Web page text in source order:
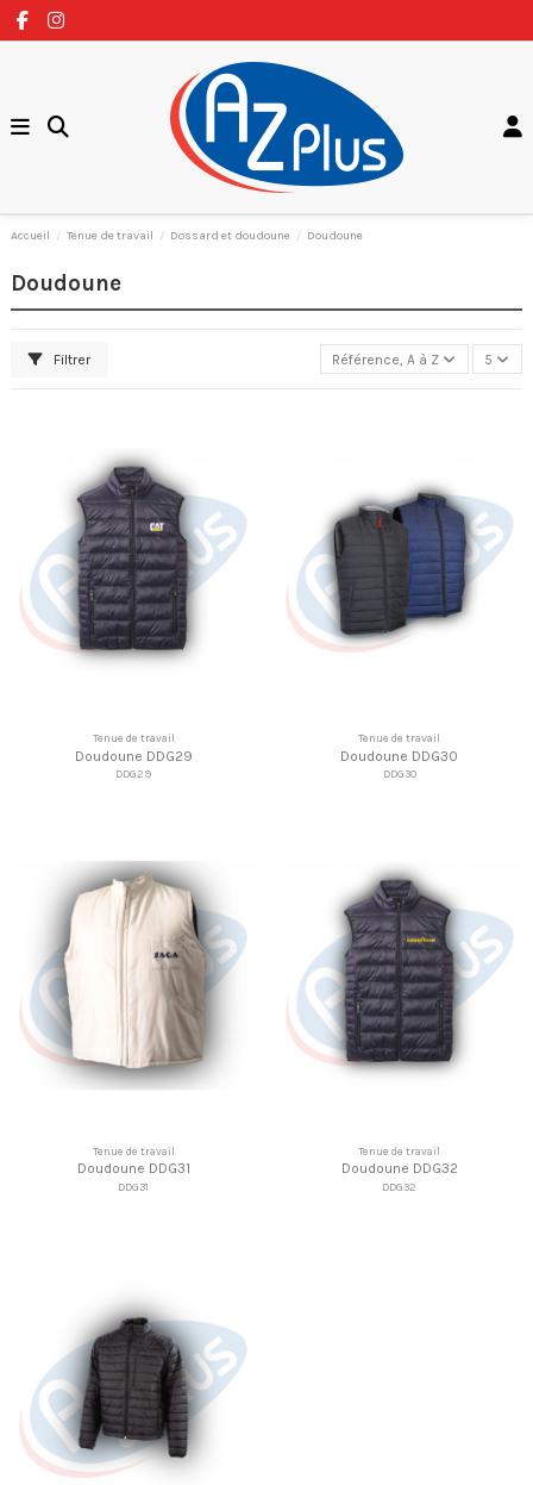
Accueil Tenue de travail Dossard et doudoune Doudoune
Doudoune
Filtrer Référence, A à Z 5
Tenue de travail
Doudoune DDG29
DDG29
Tenue de travail
Doudoune DDG30
DDG30
Tenue de travail
Doudoune DDG31
DDG31
Tenue de travail
Doudoune DDG32
DDG32